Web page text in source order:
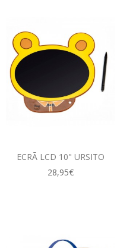
ECRÃ LCD 10" URSITO
28,95€